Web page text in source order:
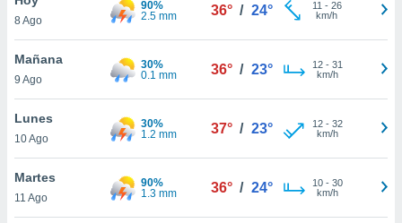
y
en
más
de
8 Ago
90%
2.5 mm
36° / 24° 11 - 26
km/h
Mañana
9 Ago
30%
0.1 mm
36° / 23° 12- 31
km/h
Lunes
10 Ago
30%
1.2 mm
37° / 23° 12- 32
km/h
Martes
11 Ago
90%
1.3 mm
36° / 24° 10- 30
km/h